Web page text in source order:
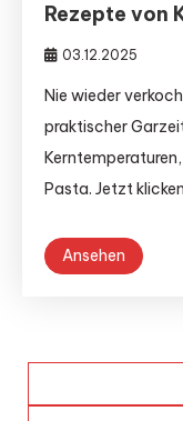
Rezepte von
03.12.2025
Nie wieder
praktischer
Pasta. Jetzt
Ansehen